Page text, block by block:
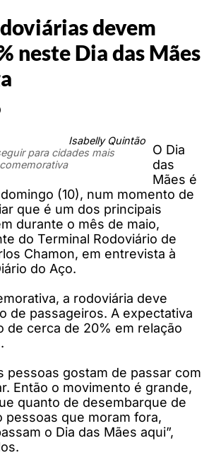
devem
neste Dia das Mães
Isabelly Quintão
para cidades mais
O Dia
das
Mães é
(10), num momento de
que é um dos principais
durante o mês de maio,
do Terminal Rodoviário de
Chamon, em entrevista à
do Aço.
a rodoviária deve
de passageiros. A expectativa
de cerca de 20% em relação
pessoas gostam de passar com
Então o movimento é grande,
quanto de desembarque de
pessoas que moram fora,
o Dia das Mães aqui”,